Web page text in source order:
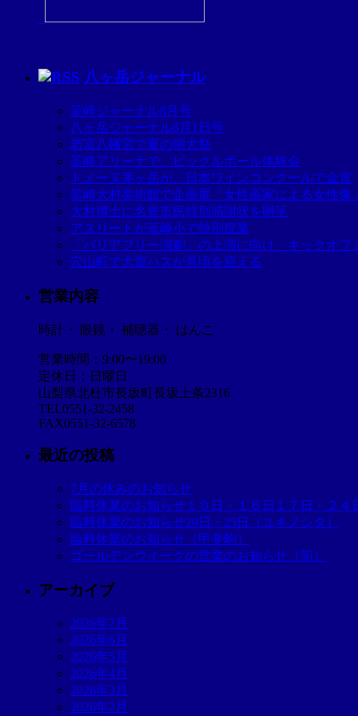
八ヶ岳ジャーナル
韮崎ジャーナル8月号
八ヶ岳ジャーナル8月1日号
若宮八幡宮で夏の例大祭
韮崎アリーナで、ピックルボール体験会
ドメーヌ茅ヶ岳が、日本ワインコンクールで金賞
韮崎大村美術館で企画展「女性画家による女性像
大村博士に名誉市民特別感謝状を贈呈
アスリートが韮崎小で特別授業
「バリアフリー演劇」の上演に向け、キックオフ
穴山町で大賀ハスが見頃を迎える
営業内容
時計・ 眼鏡・ 補聴器・ はんこ
営業時間：9:00〜19:00
定休日：日曜日
山梨県北杜市長坂町長坂上条2316
TEL0551-32-2458
FAX0551-32-6578
最近の投稿
7月の休みのお知らせ
臨時休業のお知らせ１０日・１６日１７日・２４
臨時休業のお知らせ20日・25日（ユキノシタ）
臨時休業のお知らせ（甲斐駒）
ゴールデンウイークの営業のお知らせ（筍）
アーカイブ
2026年7月
2026年6月
2026年5月
2026年4月
2026年3月
2026年2月